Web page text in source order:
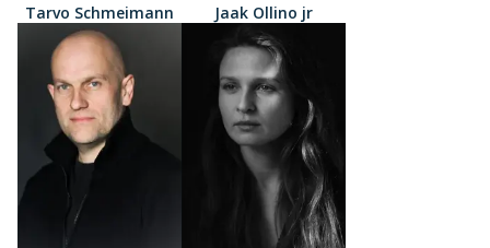
Tarvo Schmeimann Jaak Ollino jr